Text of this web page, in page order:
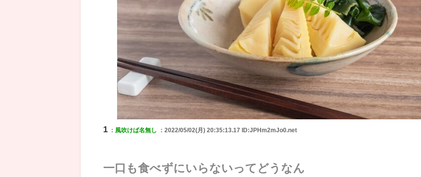
1 ： 風吹けば名無し ：2022/05/02(月) 20:35:13.17 ID:JPHm2mJo0.net
一口も食べずにいらないってどうなん